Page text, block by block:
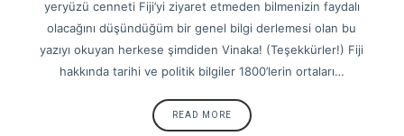
yeryüzü cenneti Fiji’yi ziyaret etmeden bilmenizin faydalı
olacağını düşündüğüm bir genel bilgi derlemesi olan bu
yazıyı okuyan herkese şimdiden Vinaka! (Teşekkürler!) Fiji
hakkında tarihi ve politik bilgiler 1800’lerin ortaları…
READ MORE